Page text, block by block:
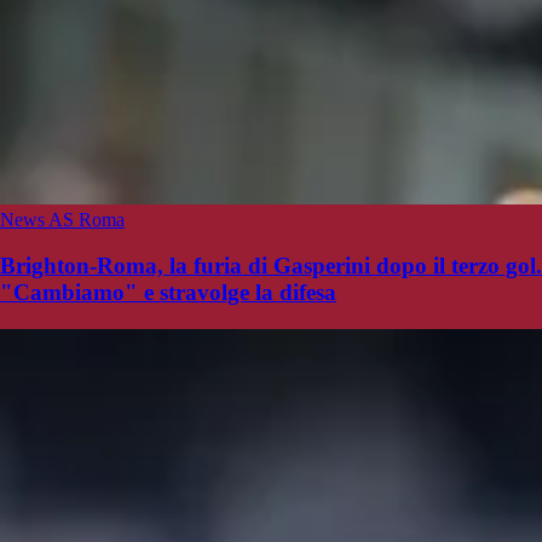
News AS Roma
Brighton-Roma, la furia di Gasperini dopo il terzo gol.
"Cambiamo" e stravolge la difesa